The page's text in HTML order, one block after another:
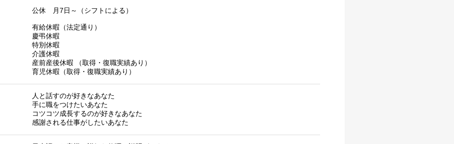
公休 月7日～（シフトによる）
有給休暇（法定通り）
慶弔休暇
特別休暇
介護休暇
産前産後休暇 （取得・復職実績あり）
育児休暇（取得・復職実績あり）
人と話すのが好きなあなた
手に職をつけたいあなた
コツコツ成長するのが好きなあなた
感謝される仕事がしたいあなた